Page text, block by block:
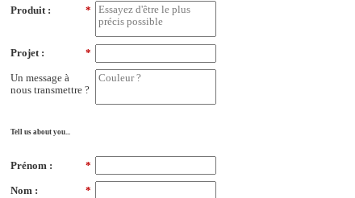
*
Produit :
*
Projet :
Un message à
nous transmettre ?
Tell us about you...
*
Prénom :
*
Nom :